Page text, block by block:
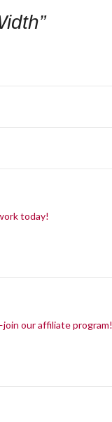
”
today!
our affiliate program!